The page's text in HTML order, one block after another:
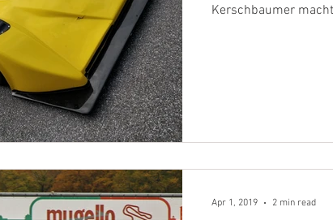
Kerschbaumer
Apr 1, 2019 2 min read